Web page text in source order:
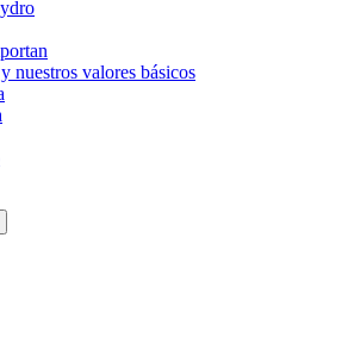
nuestros valores básicos